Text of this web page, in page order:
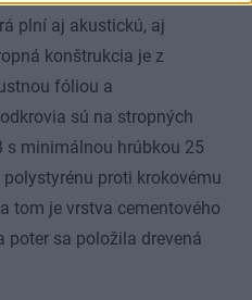
plní aj akustickú, aj
konštrukcia je z
fóliou a
sú na stropných
s minimálnou hrúbkou 25
proti krokovému
tom je vrstva cementového
poter sa položila drevená